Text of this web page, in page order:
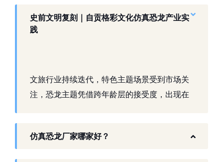
史前文明复刻｜自贡格彩文化仿真恐龙产业实
践
文旅行业持续迭代，特色主题场景受到市场关
注，恐龙主题凭借跨年龄层的接受度，出现在
生态。自贡格彩文化艺术有限公司扎根本地产
仿真恐龙厂家哪家好？